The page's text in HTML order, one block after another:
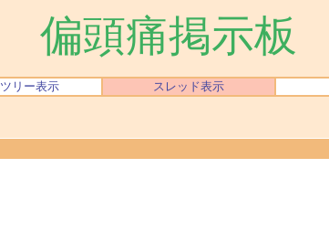
偏頭痛掲示板
ツリー表示 スレッド表示